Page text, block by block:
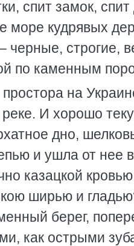
спит замок,
море кудрявых
черные, строгие,
по каменным
на
реке. И хорошо
дно,
и ушла от нее
казацкой
ширью и
берег,
как острыми